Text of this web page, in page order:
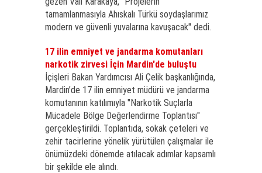
tamamlanmasıyla Ahıskalı Türkü soydaşlarımız
modern ve güvenli yuvalarına kavuşacak" dedi.
17 ilin emniyet ve jandarma komutanları
narkotik zirvesi İçin Mardin'de buluştu
İçişleri Bakan Yardımcısı Ali Çelik başkanlığında,
Mardin’de 17 ilin emniyet müdürü ve jandarma
komutanının katılımıyla "Narkotik Suçlarla
Mücadele Bölge Değerlendirme Toplantısı"
gerçekleştirildi. Toplantıda, sokak çeteleri ve
zehir tacirlerine yönelik yürütülen çalışmalar ile
önümüzdeki dönemde atılacak adımlar kapsamlı
bir şekilde ele alındı.